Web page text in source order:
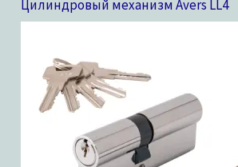
Цилиндровый механизм Avers LL4